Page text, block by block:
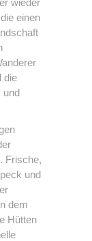
wieder
einen
die
und
Frische,
und
dem
Hütten